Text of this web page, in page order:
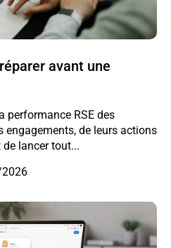
avant une
performance RSE des
engagements, de leurs actions
lancer tout...